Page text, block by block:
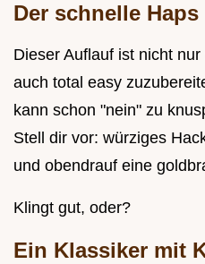
Der schnelle Haps
Dieser Auflauf ist nicht
auch total easy
kann schon "nein" zu
Stell dir vor: würziges
und obendrauf eine
Klingt gut, oder?
Ein Klassiker mit